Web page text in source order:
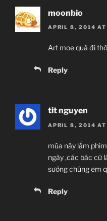
moonbio
APRIL 8, 2014
Art moe quá đi
Reply
tit nguyen
APRIL 8, 2014
mùa này lắm
ngày ,các bác cứ
sướng chúng em
Reply